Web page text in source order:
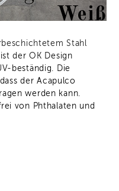
Weiß
Stahl
der OK Design
beständig. Die
der Acapulco
werden kann.
von Phthalaten und